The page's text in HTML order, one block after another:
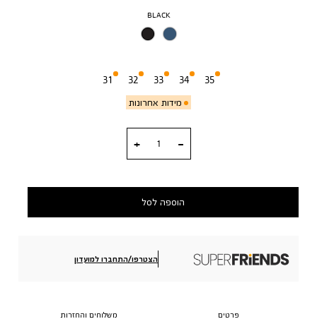
מוצר צבע
BLACK
31
מידות אחרונות
32 33 34 35
הוספה לסל
הצטרפו/התחברו למועדון
פרטים משלוחים והחזרות